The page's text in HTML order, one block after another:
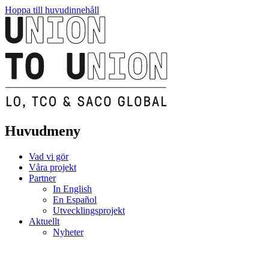
Hoppa till huvudinnehåll
Huvudmeny
Vad vi gör
Våra projekt
Partner
In English
En Español
Utvecklingsprojekt
Aktuellt
Nyheter